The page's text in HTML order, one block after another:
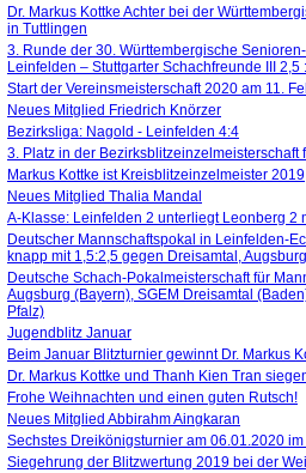
Dr. Markus Kottke Achter bei der
in Tuttlingen
3. Runde der 30. Württembergische
Leinfelden – Stuttgarter Schachfreunde III 2,5
Start der Vereinsmeisterschaft 2020 am 11.
Neues Mitglied Friedrich Knörzer
Bezirksliga: Nagold - Leinfelden 4:4
3. Platz in der Bezirksblitzeinzelmeisterschaft
Markus Kottke ist Kreisblitzeinzelmeister 2019
Neues Mitglied Thalia Mandal
A-Klasse: Leinfelden 2 unterliegt Leonberg 2
Deutscher Mannschaftspokal in Leinfelden-
knapp mit 1,5:2,5 gegen Dreisamtal,
Deutsche Schach-Pokalmeisterschaft für
Augsburg (Bayern), SGEM Dreisamtal
Pfalz)
Jugendblitz Januar
Beim Januar Blitzturnier gewinnt Dr. Markus
Dr. Markus Kottke und Thanh Kien Tran
Frohe Weihnachten und einen guten Rutsch!
Neues Mitglied Abbirahm Aingkaran
Sechstes Dreikönigsturnier am 06.01.2020
Siegehrung der Blitzwertung 2019 bei der